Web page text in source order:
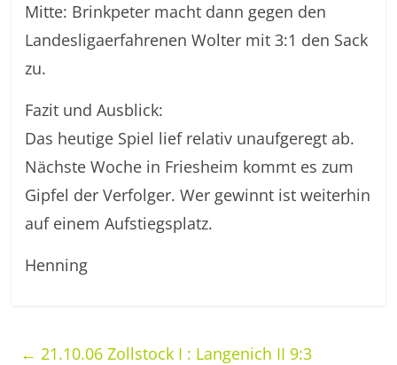
Mitte: Brinkpeter macht dann gegen den
Landesligaerfahrenen Wolter mit 3:1 den Sack
zu.
Fazit und Ausblick:
Das heutige Spiel lief relativ unaufgeregt ab.
Nächste Woche in Friesheim kommt es zum
Gipfel der Verfolger. Wer gewinnt ist weiterhin
auf einem Aufstiegsplatz.
Henning
← 21.10.06 Zollstock I : Langenich II 9:3